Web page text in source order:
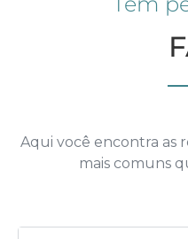
Aqui você encontra as
mais comuns